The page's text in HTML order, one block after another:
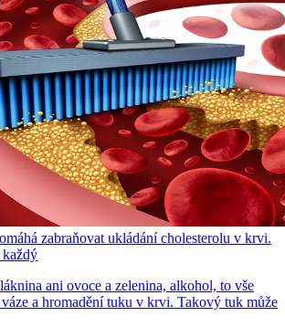
zabraňovat ukládání cholesterolu v krvi.
ani ovoce a zelenina, alkohol, to vše
a hromadění tuku v krvi. Takový tuk může